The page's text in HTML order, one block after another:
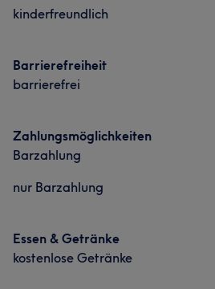
kinderfreundlich
Barrierefreiheit
barrierefrei
Zahlungsmöglichkeiten
Barzahlung
nur Barzahlung
Essen & Getränke
kostenlose Getränke